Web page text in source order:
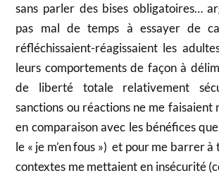
sans parler des bises obligatoires…
pas mal de temps à essayer de
réfléchissaient-réagissaient les
leurs comportements de façon à
de liberté totale relativement
sanctions ou réactions ne me faisaient
en comparaison avec les bénéfices
le « je m’en fous ») et pour me barrer à
contextes me mettaient en insécurité